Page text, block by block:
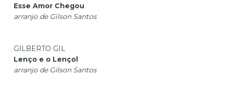
Esse Amor Chegou
arranjo de Gilson Santos
GILBERTO GIL
Lenço e o Lençol
arranjo de Gilson Santos